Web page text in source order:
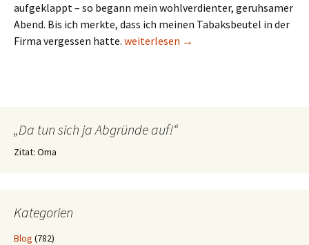
aufgeklappt – so begann mein wohlverdienter, geruhsamer
Abend. Bis ich merkte, dass ich meinen Tabaksbeutel in der
Firma vergessen hatte. Die verschissene Sucht
weiterlesen →
„Da tun sich ja Abgründe auf!“
Zitat: Oma
Kategorien
Blog (782)